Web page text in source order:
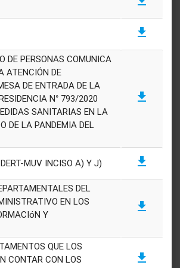
get_app
DE PERSONAS COMUNICA
ATENCIÓN DE
DE ENTRADA DE LA
N° 793/2020
SANITARIAS EN LA
DE LA PANDEMIA DEL
get_app
MUV INCISO A) Y J) get_app
DEL
EN LOS
Y
get_app
QUE LOS
CONTAR CON LOS
get_app